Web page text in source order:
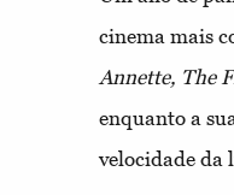
cinema mais
Annette, The
enquanto a
velocidade da